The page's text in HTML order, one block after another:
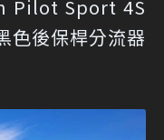
Pilot Sport 4S
色後保桿分流器